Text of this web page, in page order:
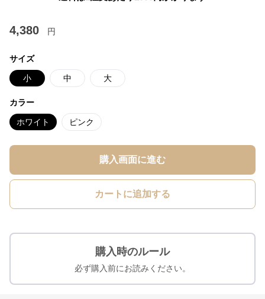
4,380 円
サイズ
小 中 大
カラー
ホワイト ピンク
購入画面に進む
カートに追加する
購入時のルール
必ず購入前にお読みください。